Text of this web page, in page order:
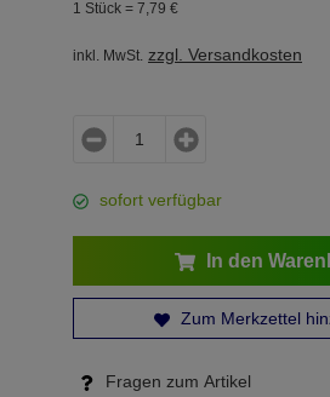
1 Stück = 7, 79 €
inkl. MwSt. zzgl. Versandkosten
sofort verfügbar
In den
Zum Merkzettel
Fragen zum Artikel